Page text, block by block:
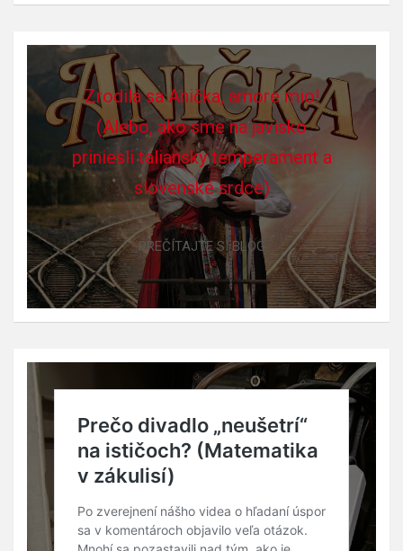
Zrodila sa Anička, amore mio!
(Alebo, ako sme na javisko
priniesli taliansky temperament a
slovenské srdce)
PREČÍTAJTE SI BLOG